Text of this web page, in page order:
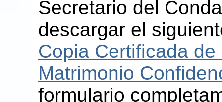
Secretario del
descargar el
Copia Certificada
Matrimonio
formulario